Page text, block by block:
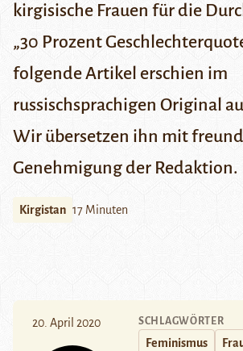
kirgisische Frauen für die
„30 Prozent
folgende Artikel erschien im
russischsprachigen Original
Wir übersetzen ihn mit
Genehmigung der Redaktion.
Kirgistan 17 Minuten
20. April 2020 SCHLAGWÖRTER
Feminismus